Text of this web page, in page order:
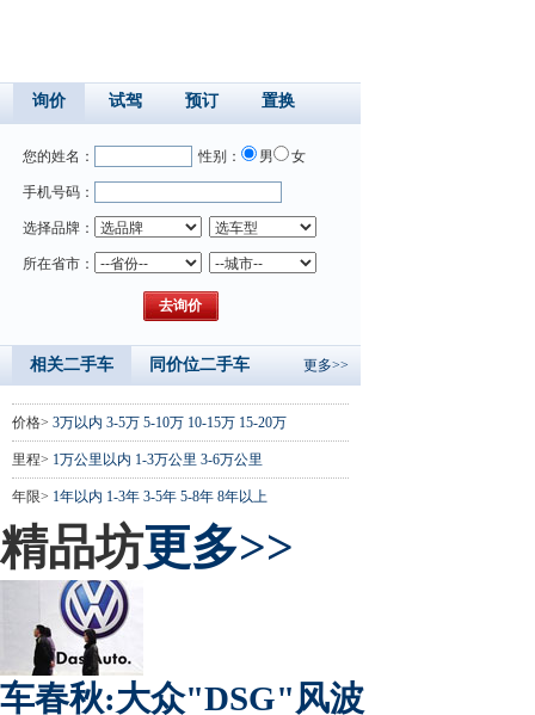
询价 试驾 预订 置换
您的姓名： 性别： 男 女
手机号码：
选择品牌：
所在省市：
相关二手车 同价位二手车 更多>>
价格> 3万以内 3-5万 5-10万 10-15万 15-20万
里程> 1万公里以内 1-3万公里 3-6万公里
年限> 1年以内 1-3年 3-5年 5-8年 8年以上
精品坊更多>>
车春秋:大众"DSG"风波